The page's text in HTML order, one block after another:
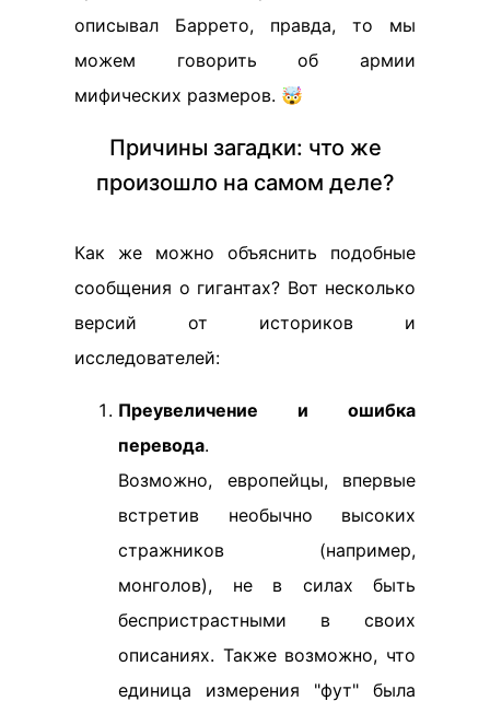
описывал Баррето, правда, то мы
можем говорить об армии
мифических размеров. 🤯
Причины загадки: что же
произошло на самом деле?
Как же можно объяснить подобные
сообщения о гигантах? Вот несколько
версий от историков и
исследователей:
Преувеличение и ошибка
перевода.
Возможно, европейцы, впервые
встретив необычно высоких
стражников (например,
монголов), не в силах быть
беспристрастными в своих
описаниях. Также возможно, что
единица измерения "фут" была